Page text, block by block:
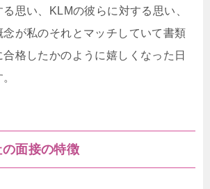
思い、KLMの彼らに対する思い、
念が私のそれとマッチしていて書類
格したかのように嬉しくなった日
面接の特徴